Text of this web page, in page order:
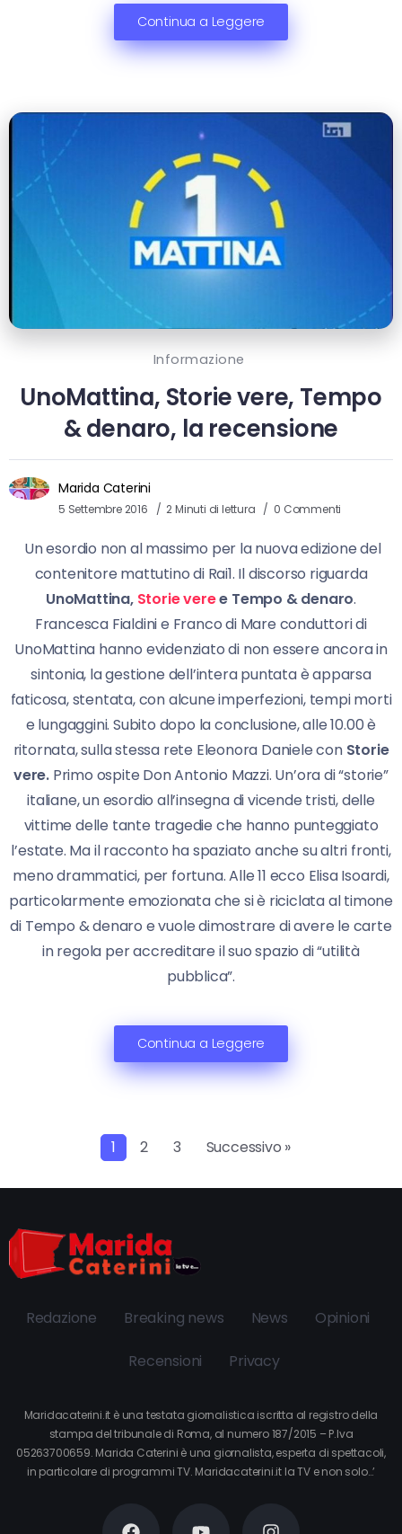
Continua a Leggere
Informazione
UnoMattina, Storie vere, Tempo
& denaro, la recensione
Marida Caterini
5 Settembre 2016 2 Minuti di lettura 0 Commenti
Un esordio non al massimo per la nuova edizione del
contenitore mattutino di Rai1. Il discorso riguarda
UnoMattina,Storie veree Tempo & denaro.
Francesca Fialdini e Franco di Mare conduttori di
UnoMattina hanno evidenziato di non essere ancora in
sintonia, la gestione dell’intera puntata è apparsa
faticosa, stentata, con alcune imperfezioni, tempi morti
e lungaggini. Subito dopo la conclusione, alle 10.00 è
ritornata, sulla stessa rete Eleonora Daniele con Storie
vere. Primo ospite Don Antonio Mazzi. Un’ora di “storie”
italiane, un esordio all’insegna di vicende tristi, delle
vittime delle tante tragedie che hanno punteggiato
l’estate. Ma il racconto ha spaziato anche su altri fronti,
meno drammatici, per fortuna. Alle 11 ecco Elisa Isoardi,
particolarmente emozionata che si è riciclata al timone
di Tempo & denaro e vuole dimostrare di avere le carte
in regola per accreditare il suo spazio di “utilità
pubblica”.
Continua a Leggere
1 2 3 Successivo »
Redazione Breaking news News Opinioni
Recensioni Privacy
Maridacaterini.it è una testata giornalistica iscritta al registro della
stampa del tribunale di Roma, al numero 187/2015 – P.Iva
05263700659. Marida Caterini è una giornalista, esperta di spettacoli,
in particolare di programmi TV. Maridacaterini.it la TV e non solo…’